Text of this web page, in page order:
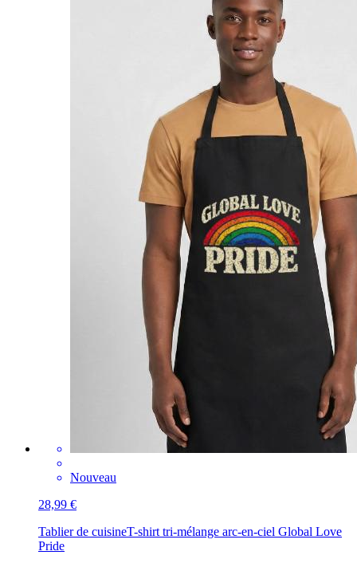
Nouveau
28,99 €
Tablier de cuisineT-shirt tri-mélange arc-en-ciel Global Love
Pride